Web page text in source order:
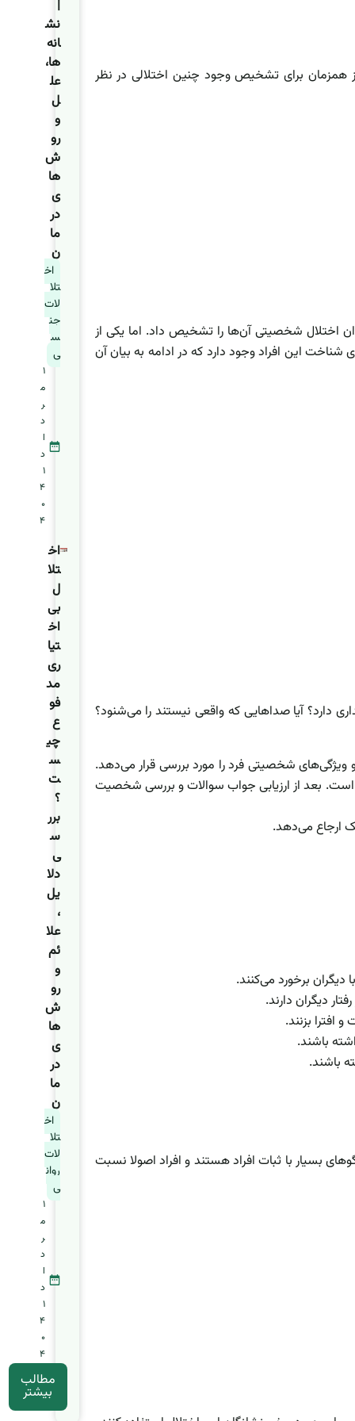
همزمان برای تشخیص وجود چنین اختلالی در نظر
اختلال شخصیتی آن‌ها را تشخیص داد. اما یکی از
شناخت این افراد وجود دارد که در ادامه به بیان آن
دارد؟ آیا صداهایی که واقعی نیستند را می‌شنود؟
شخصیتی فرد را مورد بررسی قرار می‌دهد.
بعد از ارزیابی جواب سوالات و بررسی شخصیت
ارجاع می‌دهد.
برخورد می‌کنند.
دیگران دارند.
افترا بزنند.
باشند.
باشند.
بسیار با ثبات افراد هستند و افراد اصولا نسبت
|
نش
انه‌
ها،
عل
ل
و
رو
ش‌
ها
ی
در
ما
ن
اخ
تلا
لات
جن
س
ی
1
م
ر
د
ا
د
1
4
0
4
اخ
تلا
ل
بی‌
اخ
تیا
ری
مد
فو
ع
چی
س
ت
؟
برر
س
ی
دلا
یل
،
علا
ئم
و
رو
ش‌
ها
ی
در
ما
ن
اخ
تلا
لات
روان
ی
1
م
ر
د
ا
د
1
4
0
4
مطالب
بیشتر